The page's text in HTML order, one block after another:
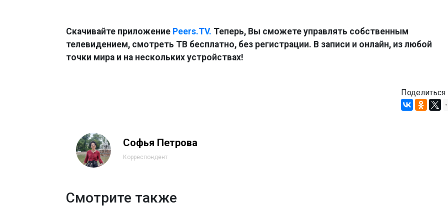
Скачивайте приложение Peers.TV. Теперь, Вы сможете управлять собственным
телевидением, смотреть ТВ бесплатно, без регистрации. В записи и онлайн, из любой
точки мира и на нескольких устройствах!
Поделиться
Софья Петрова
Корреспондент
Смотрите также